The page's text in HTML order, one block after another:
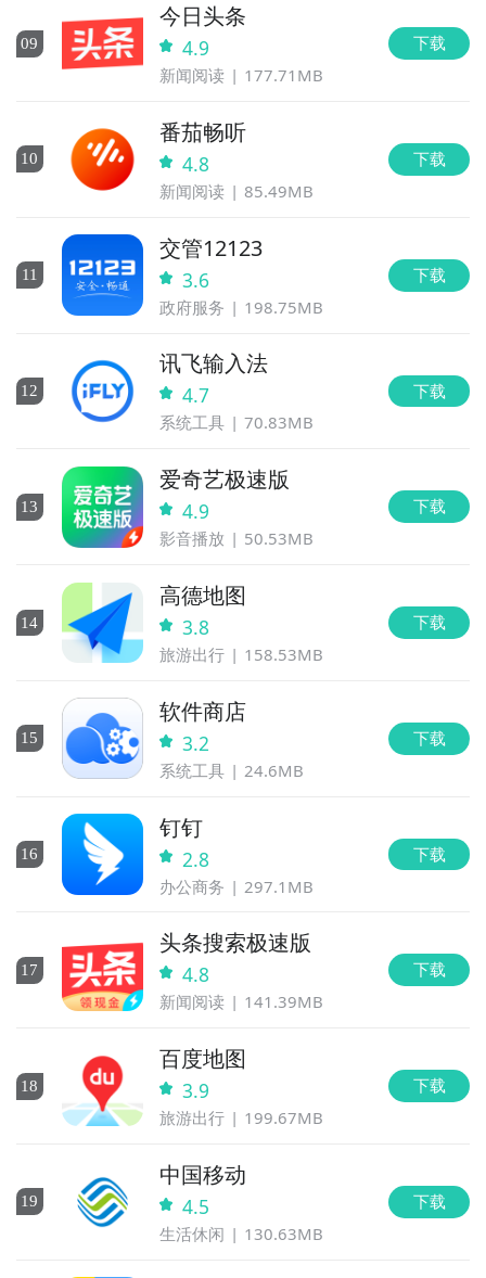
09
今日头条
4.9
新闻阅读 177.71MB
下载
10
番茄畅听
4.8
新闻阅读 85.49MB
下载
11
交管12123
3.6
政府服务 198.75MB
下载
12
讯飞输入法
4.7
系统工具 70.83MB
下载
13
爱奇艺极速版
4.9
影音播放 50.53MB
下载
14
高德地图
3.8
旅游出行 158.53MB
下载
15
软件商店
3.2
系统工具 24.6MB
下载
16
钉钉
2.8
办公商务 297.1MB
下载
17
头条搜索极速版
4.8
新闻阅读 141.39MB
下载
18
百度地图
3.9
旅游出行 199.67MB
下载
19
中国移动
4.5
生活休闲 130.63MB
下载